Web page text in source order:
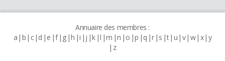
Annuaire des membres :
a b c d e f g h i j k l m n o p q r s t u v w x y
z